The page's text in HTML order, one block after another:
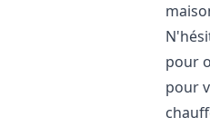
pour
pour